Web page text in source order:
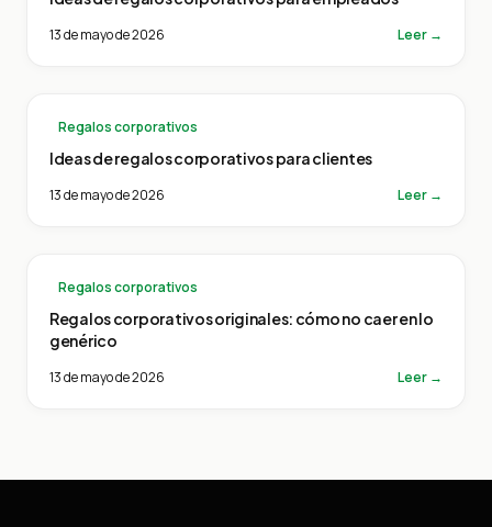
13 de mayo de 2026 Leer →
Regalos corporativos
Ideas de regalos corporativos para clientes
13 de mayo de 2026 Leer →
Regalos corporativos
Regalos corporativos originales: cómo no caer en lo
genérico
13 de mayo de 2026 Leer →